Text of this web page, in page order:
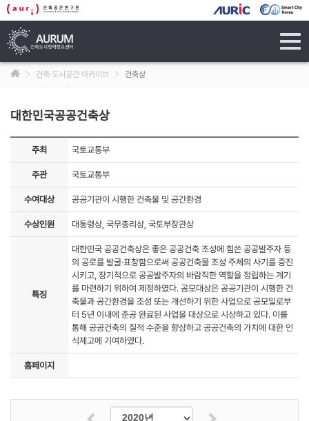
건축·도시공간 아카이브 건축상
대한민국공공건축상
주최 국토교통부
주관 국토교통부
수여대상 공공기관이 시행한 건축물 및 공간환경
수상인원 대통령상, 국무총리상, 국토부장관상
특징
대한민국 공공건축상은 좋은 공공건축 조성에 힘쓴 공공발주자 등
의 공로를 발굴·표창함으로써 공공건축물 조성 주체의 사기를 증진
시키고, 장기적으로 공공발주자의 바람직한 역할을 정립하는 계기
를 마련하기 위하여 제정하였다. 공모대상은 공공기관이 시행한 건
축물과 공간환경을 조성 또는 개선하기 위한 사업으로 공모일로부
터 5년 이내에 준공 완료된 사업을 대상으로 시상하고 있다. 이를
통해 공공건축의 질적 수준을 향상하고 공공건축의 가치에 대한 인
식제고에 기여하였다.
홈페이지